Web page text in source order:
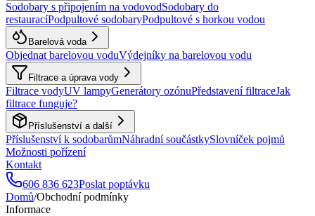
Sodobary s připojením na vodovodSodobary do
restauracíPodpultové sodobaryPodpultové s horkou vodou
Barelová voda
Objednat barelovou voduVýdejníky na barelovou vodu
Filtrace a úprava vody
Filtrace vodyUV lampyGenerátory ozónuPředstavení filtraceJak
filtrace funguje?
Příslušenství a další
Příslušenství k sodobarůmNáhradní součástkySlovníček pojmů
Možnosti pořízení
Kontakt
606 836 623Poslat poptávku
Domů/Obchodní podmínky
Informace